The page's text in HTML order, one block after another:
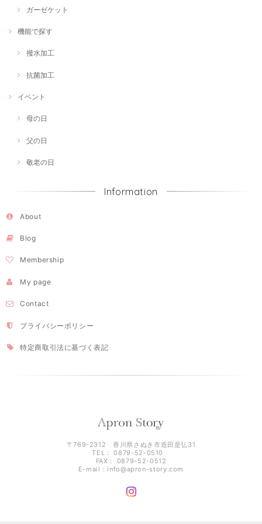
ガーゼケット
機能で探す
撥水加工
抗菌加工
イベント
母の日
父の日
敬老の日
Information
About
Blog
Membership
My page
Contact
プライバシーポリシー
特定商取引法に基づく表記
〒769-2312 香川県さぬき市造田是弘31
TEL： 0879-52-0510
FAX： 0879-52-0512
E-mail： info@apron-story.com